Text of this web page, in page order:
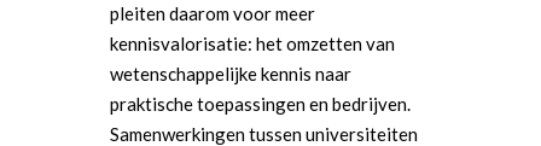
pleiten daarom voor meer
kennisvalorisatie: het omzetten van
wetenschappelijke kennis naar
praktische toepassingen en bedrijven.
Samenwerkingen tussen universiteiten